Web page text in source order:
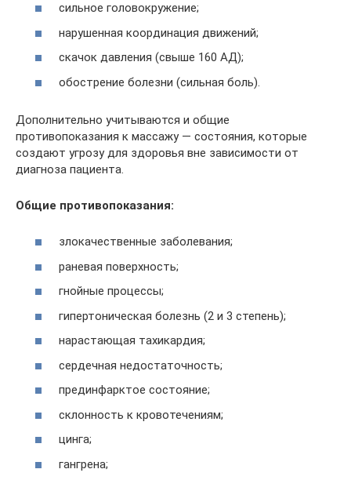
сильное головокружение;
нарушенная координация движений;
скачок давления (свыше 160 АД);
обострение болезни (сильная боль).
Дополнительно учитываются и общие
противопоказания к массажу — состояния, которые
создают угрозу для здоровья вне зависимости от
диагноза пациента.
Общие противопоказания:
злокачественные заболевания;
раневая поверхность;
гнойные процессы;
гипертоническая болезнь (2 и 3 степень);
нарастающая тахикардия;
сердечная недостаточность;
прединфарктое состояние;
склонность к кровотечениям;
цинга;
гангрена;